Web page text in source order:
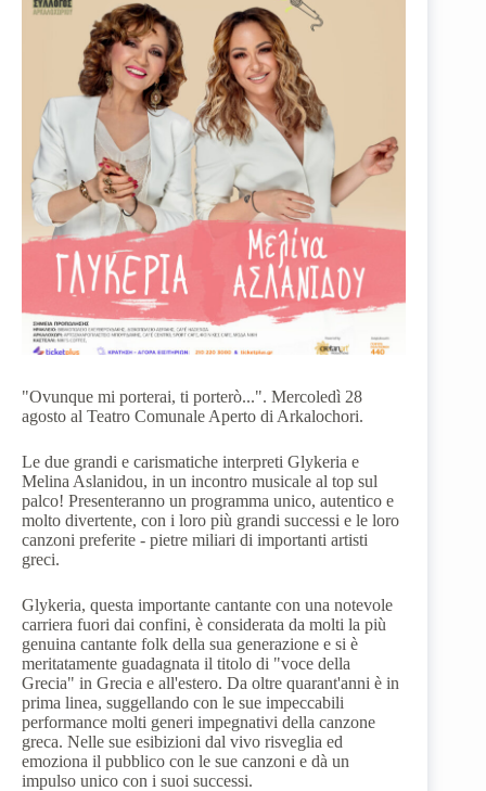
"Ovunque mi porterai, ti porterò...". Mercoledì 28
agosto al Teatro Comunale Aperto di Arkalochori.
Le due grandi e carismatiche interpreti Glykeria e
Melina Aslanidou, in un incontro musicale al top sul
palco! Presenteranno un programma unico, autentico e
molto divertente, con i loro più grandi successi e le loro
canzoni preferite - pietre miliari di importanti artisti
greci.
Glykeria, questa importante cantante con una notevole
carriera fuori dai confini, è considerata da molti la più
genuina cantante folk della sua generazione e si è
meritatamente guadagnata il titolo di "voce della
Grecia" in Grecia e all'estero. Da oltre quarant'anni è in
prima linea, suggellando con le sue impeccabili
performance molti generi impegnativi della canzone
greca. Nelle sue esibizioni dal vivo risveglia ed
emoziona il pubblico con le sue canzoni e dà un
impulso unico con i suoi successi.